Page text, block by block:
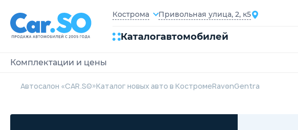
Кострома Привольная улица, 2, к5
Каталогавтомобилей
Комплектации и цены
Автосалон «CAR.SO»Каталог новых авто в КостромеRavonGentra